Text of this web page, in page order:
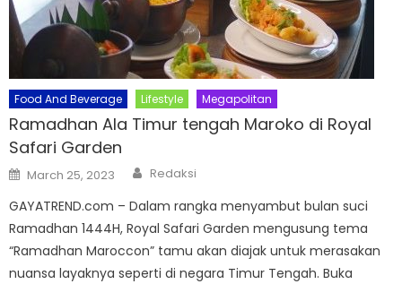
Food And Beverage Lifestyle Megapolitan
Ramadhan Ala Timur tengah Maroko di Royal
Safari Garden
Posted
on
March 25, 2023 Author
Redaksi
GAYATREND.com – Dalam rangka menyambut bulan suci
Ramadhan 1444H, Royal Safari Garden mengusung tema
“Ramadhan Maroccon” tamu akan diajak untuk merasakan
nuansa layaknya seperti di negara Timur Tengah. Buka